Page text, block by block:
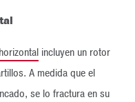
incluyen un rotor
A medida que el
se lo fractura en su